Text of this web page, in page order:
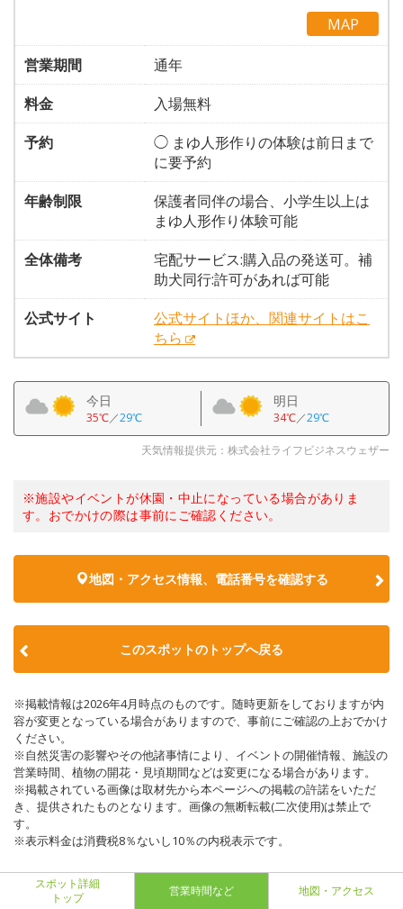
MAP
営業期間
通年
料金
入場無料
予約
◯ まゆ人形作りの体験は前日まで
に要予約
年齢制限
保護者同伴の場合、小学生以上は
まゆ人形作り体験可能
全体備考
宅配サービス:購入品の発送可。補
助犬同行:許可があれば可能
公式サイト
公式サイトほか、関連サイトはこ
ちら
今日
35℃／29℃
明日
34℃／29℃
天気情報提供元：株式会社ライフビジネスウェザー
※施設やイベントが休園・中止になっている場合がありま
す。おでかけの際は事前にご確認ください。
地図・アクセス情報、電話番号を確認する
このスポットのトップへ戻る
※掲載情報は2026年4月時点のものです。随時更新をしておりますが内
容が変更となっている場合がありますので、事前にご確認の上おでかけ
ください。
※自然災害の影響やその他諸事情により、イベントの開催情報、施設の
営業時間、植物の開花・見頃期間などは変更になる場合があります。
※掲載されている画像は取材先から本ページへの掲載の許諾をいただ
き、提供されたものとなります。画像の無断転載(二次使用)は禁止で
す。
※表示料金は消費税8％ないし10％の内税表示です。
スポット詳細
トップ
営業時間など 地図・アクセス